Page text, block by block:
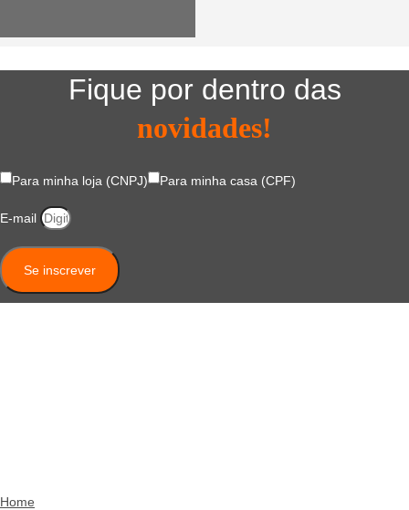
Fique por dentro das
novidades!
Para minha loja (CNPJ) Para minha casa (CPF)
E-mail
Se inscrever
Home